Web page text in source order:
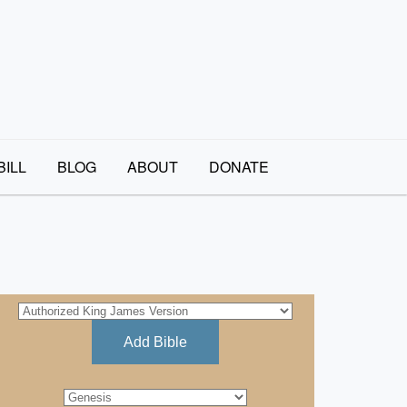
BLOG ABOUT DONATE
Add Bible